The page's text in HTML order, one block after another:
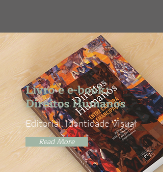
Livro e e-book:
Direitos Humanos
Editorial, Identidade Visual
Read More